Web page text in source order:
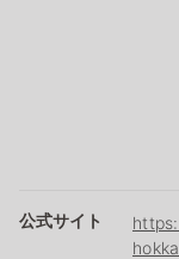
公式サイト